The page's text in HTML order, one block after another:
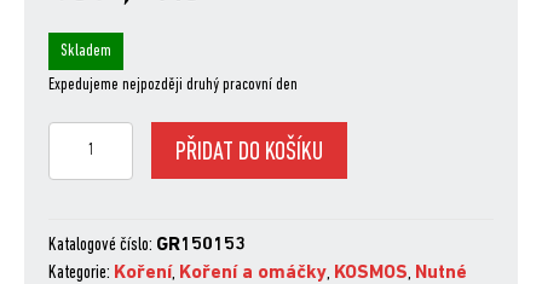
Skladem
Expedujeme nejpozději druhý pracovní den
Cover,
297
PŘIDAT DO KOŠÍKU
Katalogové číslo: GR150153
Kategorie: Koření, Koření a omáčky, KOSMOS, Nutné